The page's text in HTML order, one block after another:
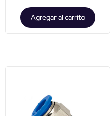
Agregar al carrito